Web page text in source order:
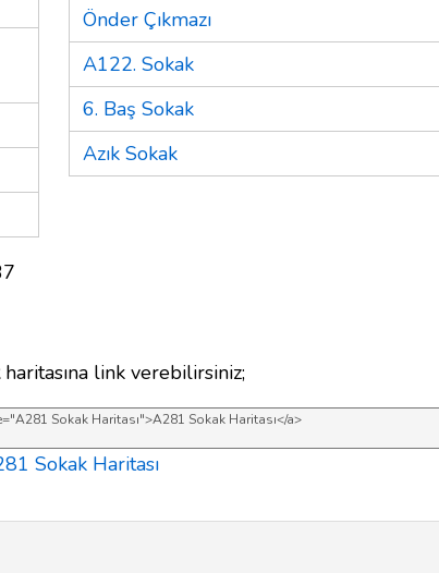
Önder Çıkmazı
A122. Sokak
6. Baş Sokak
Azık Sokak
haritasına link verebilirsiniz;
Sokak Haritası